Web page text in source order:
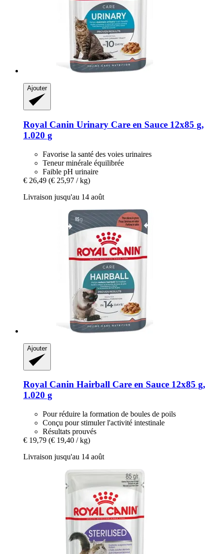
Ajouter
Royal Canin Urinary Care en Sauce 12x85 g,
1.020 g
Favorise la santé des voies urinaires
Teneur minérale équilibrée
Faible pH urinaire
€ 26,49 (€ 25,97 / kg)
Livraison jusqu'au 14 août
Ajouter
Royal Canin Hairball Care en Sauce 12x85 g,
1.020 g
Pour réduire la formation de boules de poils
Conçu pour stimuler l'activité intestinale
Résultats prouvés
€ 19,79 (€ 19,40 / kg)
Livraison jusqu'au 14 août